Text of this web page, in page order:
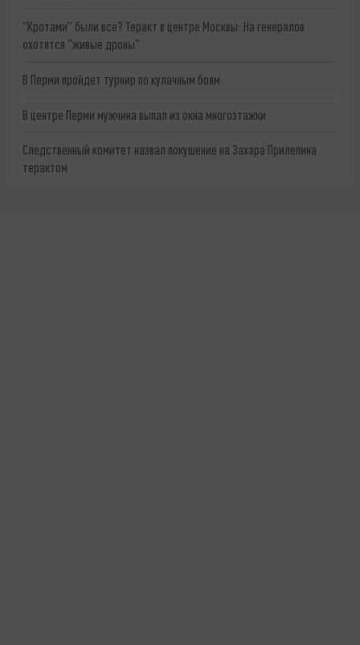
"Кротами" были все? Теракт в центре Москвы: На генералов
охотятся "живые дроны"
В Перми пройдет турнир по кулачным боям
В центре Перми мужчина выпал из окна многоэтажки
Следственный комитет назвал покушение на Захара Прилепина
терактом